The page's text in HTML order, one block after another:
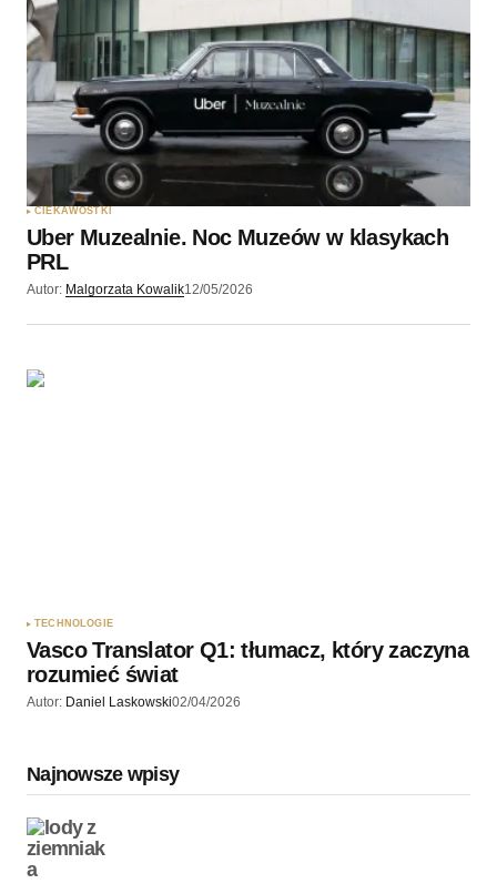
CIEKAWOSTKI
Uber Muzealnie. Noc Muzeów w klasykach
PRL
Autor: Malgorzata Kowalik12/05/2026
TECHNOLOGIE
Vasco Translator Q1: tłumacz, który zaczyna
rozumieć świat
Autor: Daniel Laskowski02/04/2026
Najnowsze wpisy